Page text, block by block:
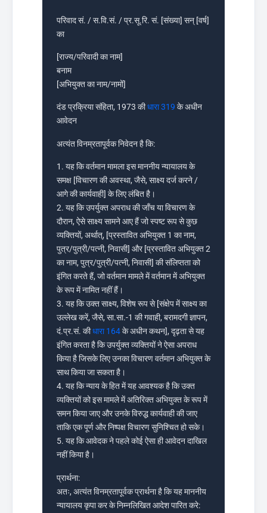
परिवाद सं. / स.वि.सं. / प्र.सू.रि. सं. [संख्या] सन् [वर्ष]
का
[राज्य/परिवादी का नाम]
बनाम
[अभियुक्त का नाम/नामों]
दंड प्रक्रिया संहिता, 1973 कीधारा 319 के अधीन
आवेदन
अत्यंत विनम्रतापूर्वक निवेदन है कि:
1. यह कि वर्तमान मामला इस माननीय न्यायालय के
समक्ष [विचारण की अवस्था, जैसे, साक्ष्य दर्ज करने /
आगे की कार्यवाही] के लिए लंबित है।
2. यह कि उपर्युक्त अपराध की जाँच या विचारण के
दौरान, ऐसे साक्ष्य सामने आए हैं जो स्पष्ट रूप से कुछ
व्यक्तियों, अर्थात्, [प्रस्तावित अभियुक्त 1 का नाम,
पुत्र/पुत्री/पत्नी, निवासी] और [प्रस्तावित अभियुक्त 2
का नाम, पुत्र/पुत्री/पत्नी, निवासी] की संलिप्तता को
इंगित करते हैं, जो वर्तमान मामले में वर्तमान में अभियुक्त
के रूप में नामित नहीं हैं।
3. यह कि उक्त साक्ष्य, विशेष रूप से [संक्षेप में साक्ष्य का
उल्लेख करें, जैसे, सा.सा.-1 की गवाही, बरामदगी ज्ञापन,
दं.प्र.सं. कीधारा 164के अधीन कथन], दृढ़ता से यह
इंगित करता है कि उपर्युक्त व्यक्तियों ने ऐसा अपराध
किया है जिसके लिए उनका विचारण वर्तमान अभियुक्त के
साथ किया जा सकता है।
4. यह कि न्याय के हित में यह आवश्यक है कि उक्त
व्यक्तियों को इस मामले में अतिरिक्त अभियुक्त के रूप में
समन किया जाए और उनके विरुद्ध कार्यवाही की जाए
ताकि एक पूर्ण और निष्पक्ष विचारण सुनिश्चित हो सके।
5. यह कि आवेदक ने पहले कोई ऐसा ही आवेदन दाखिल
नहीं किया है।
प्रार्थना:
अतः, अत्यंत विनम्रतापूर्वक प्रार्थना है कि यह माननीय
न्यायालय कृपा कर के निम्नलिखित आदेश पारित करे: